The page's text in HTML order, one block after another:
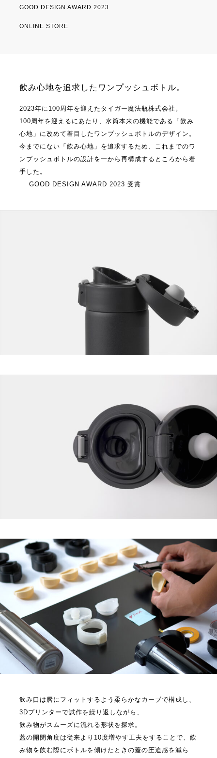
GOOD DESIGN AWARD 2023
ONLINE STORE
飲み心地を追求したワンプッシュボトル。
2023年に100周年を迎えたタイガー魔法瓶株式会社。
100周年を迎えるにあたり、水筒本来の機能である「飲み
心地」に改めて着目したワンプッシュボトルのデザイン。
今までにない「飲み心地」を追求するため、これまでのワ
ンプッシュボトルの設計を一から再構成するところから着
手した。
GOOD DESIGN AWARD 2023 受賞
飲み口は唇にフィットするよう柔らかなカーブで構成し、
3Dプリンターで試作を繰り返しながら、
飲み物がスムーズに流れる形状を探求。
蓋の開閉角度は従来より10度増やす工夫をすることで、飲
み物を飲む際にボトルを傾けたときの蓋の圧迫感を減ら